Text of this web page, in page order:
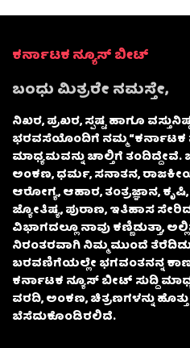
ಕರ್ನಾಟಕ ನ್ಯೂಸ್ ಬೀಟ್
ಬಂಧು ಮಿತ್ರರೇ ನಮಸ್ತೇ,
ನಿಖರ, ಪ್ರಖರ, ಸ್ಪಷ್ಟ ಹಾಗೂ
ಭರವಸೆಯೊಂದಿಗೆ ನಮ್ಮ “ಕರ್ನಾಟಕ
ಮಾಧ್ಯಮವನ್ನು ಚಾಲ್ತಿಗೆ ತಂದಿದ್ದೇವೆ.
ಅಂಕಣ, ಧರ್ಮ, ಸನಾತನ,
ಆರೋಗ್ಯ, ಆಹಾರ, ತಂತ್ರಜ್ಞಾನ,
ಜ್ಯೋತಿಷ್ಯ, ಪುರಾಣ, ಇತಿಹಾಸ
ವಿಭಾಗದಲ್ಲೂ ನಾವು ಕಣ್ಣಿಡುತ್ತಾ,
ನಿರಂತರವಾಗಿ ನಿಮ್ಮ ಮುಂದೆ
ಬರವಣಿಗೆಯಲ್ಲೇ ಭಗವಂತನನ್ನ
ಕರ್ನಾಟಕ ನ್ಯೂಸ್ ಬೀಟ್ ಸುದ್ದಿ
ವರದಿ, ಅಂಕಣ, ಚಿತ್ರಣಗಳನ್ನು
ಬೆಸೆದುಕೊಂಡಿರಲಿದೆ.